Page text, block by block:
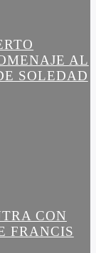
AL
SOLEDAD
CON
FRANCIS